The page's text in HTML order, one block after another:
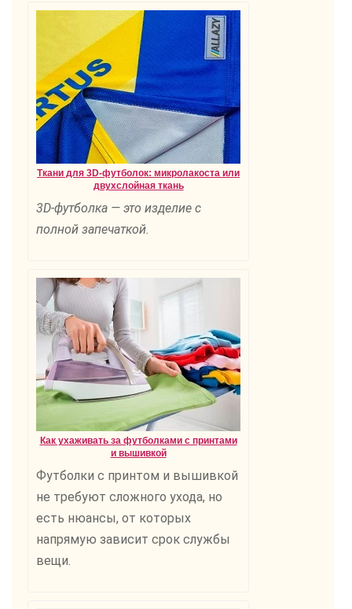
Ткани для 3D-футболок: микролакоста или
двухслойная ткань
3D-футболка — это изделие с
полной запечаткой.
Как ухаживать за футболками с принтами
и вышивкой
Футболки с принтом и вышивкой
не требуют сложного ухода, но
есть нюансы, от которых
напрямую зависит срок службы
вещи.